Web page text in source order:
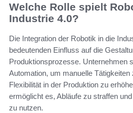
Welche Rolle spielt
Industrie 4.0?
Die Integration der Robotik in die
bedeutenden Einfluss auf die
Produktionsprozesse. Unternehmen
Automation, um manuelle
Flexibilität in der Produktion zu
ermöglicht es, Abläufe zu straffen
zu nutzen.